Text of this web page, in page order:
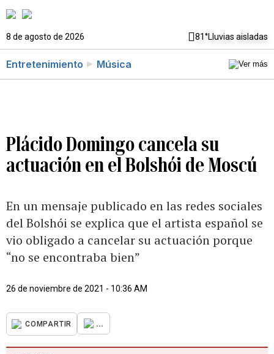
8 de agosto de 2026 81°Lluvias aisladas
Entretenimiento Música
Plácido Domingo cancela su
actuación en el Bolshói de Moscú
En un mensaje publicado en las redes sociales
del Bolshói se explica que el artista español se
vio obligado a cancelar su actuación porque
“no se encontraba bien”
26 de noviembre de 2021 - 10:36 AM
COMPARTIR ...